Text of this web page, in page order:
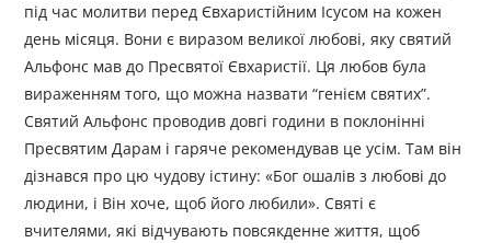
під час молитви перед Євхаристійним Ісусом на кожен
день місяця. Вони є виразом великої любові, яку святий
Альфонс мав до Пресвятої Євхаристії. Ця любов була
вираженням того, що можна назвати “генієм святих”.
Святий Альфонс проводив довгі години в поклонінні
Пресвятим Дарам і гаряче рекомендував це усім. Там він
дізнався про цю чудову істину: «Бог ошалів з любові до
людини, і Він хоче, щоб його любили». Святі є
вчителями, які відчувають повсякденне життя, щоб